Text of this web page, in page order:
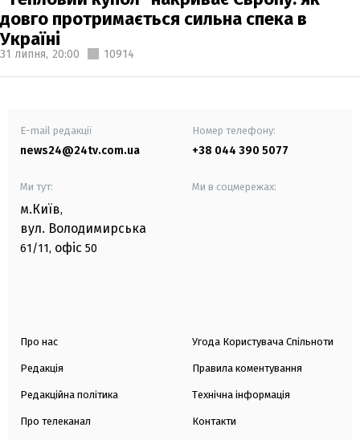
довго протримається сильна спека в
Україні
31 липня, 20:00 10914
E-mail редакції
news24@24tv.com.ua
Номер телефону:
+38 044 390 5077
Ми тут:
м.Київ,
вул. Володимирська
61/11, офіс 50
Ми в соцмережах:
Про нас
Редакція
Редакційна політика
Про телеканал
Угода Користувача Спільноти
Правила коментування
Технічна інформація
Контакти